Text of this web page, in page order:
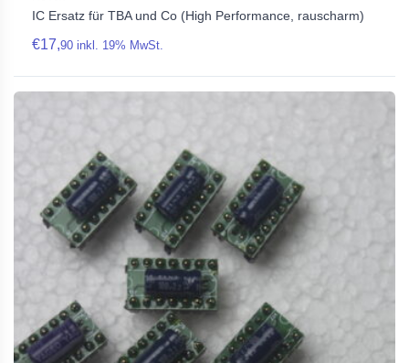
IC Ersatz für TBA und Co (High Performance, rauscharm)
€17,90 inkl. 19% MwSt.